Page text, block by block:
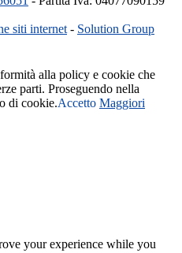
siti internet - Solution Group
alla policy e cookie che
parti. Proseguendo nella
di cookie.Accetto Maggiori
your experience while you